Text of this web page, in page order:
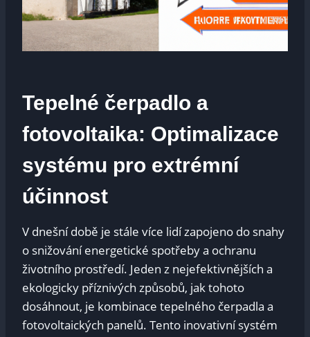
Tepelné čerpadlo a
fotovoltaika: Optimalizace
systému pro extrémní
účinnost
V dnešní době je stále více lidí zapojeno do snahy
o snižování energetické spotřeby a ochranu
životního prostředí. Jeden z nejefektivnějších a
ekologicky příznivých způsobů, jak tohoto
dosáhnout, je kombinace tepelného čerpadla a
fotovoltaických panelů. Tento inovativní systém